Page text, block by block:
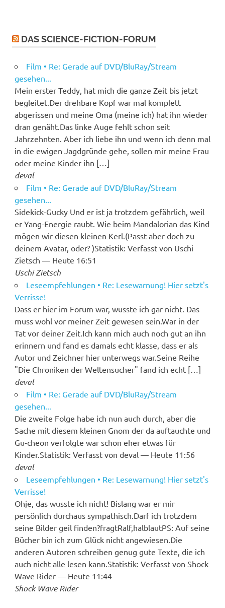
DAS SCIENCE-FICTION-FORUM
Film • Re: Gerade auf DVD/BluRay/Stream
gesehen...
Mein erster Teddy, hat mich die ganze Zeit bis jetzt
begleitet.Der drehbare Kopf war mal komplett
abgerissen und meine Oma (meine ich) hat ihn wieder
dran genäht.Das linke Auge fehlt schon seit
Jahrzehnten. Aber ich liebe ihn und wenn ich denn mal
in die ewigen Jagdgründe gehe, sollen mir meine Frau
oder meine Kinder ihn […]
deval
Film • Re: Gerade auf DVD/BluRay/Stream
gesehen...
Sidekick-Gucky Und er ist ja trotzdem gefährlich, weil
er Yang-Energie raubt. Wie beim Mandalorian das Kind
mögen wir diesen kleinen Kerl.(Passt aber doch zu
deinem Avatar, oder? )Statistik: Verfasst von Uschi
Zietsch — Heute 16:51
Uschi Zietsch
Leseempfehlungen • Re: Lesewarnung! Hier setzt's
Verrisse!
Dass er hier im Forum war, wusste ich gar nicht. Das
muss wohl vor meiner Zeit gewesen sein.War in der
Tat vor deiner Zeit.Ich kann mich auch noch gut an ihn
erinnern und fand es damals echt klasse, dass er als
Autor und Zeichner hier unterwegs war.Seine Reihe
"Die Chroniken der Weltensucher" fand ich echt […]
deval
Film • Re: Gerade auf DVD/BluRay/Stream
gesehen...
Die zweite Folge habe ich nun auch durch, aber die
Sache mit diesem kleinen Gnom der da auftauchte und
Gu-cheon verfolgte war schon eher etwas für
Kinder.Statistik: Verfasst von deval — Heute 11:56
deval
Leseempfehlungen • Re: Lesewarnung! Hier setzt's
Verrisse!
Ohje, das wusste ich nicht! Bislang war er mir
persönlich durchaus sympathisch.Darf ich trotzdem
seine Bilder geil finden?fragtRalf,halblautPS: Auf seine
Bücher bin ich zum Glück nicht angewiesen.Die
anderen Autoren schreiben genug gute Texte, die ich
auch nicht alle lesen kann.Statistik: Verfasst von Shock
Wave Rider — Heute 11:44
Shock Wave Rider